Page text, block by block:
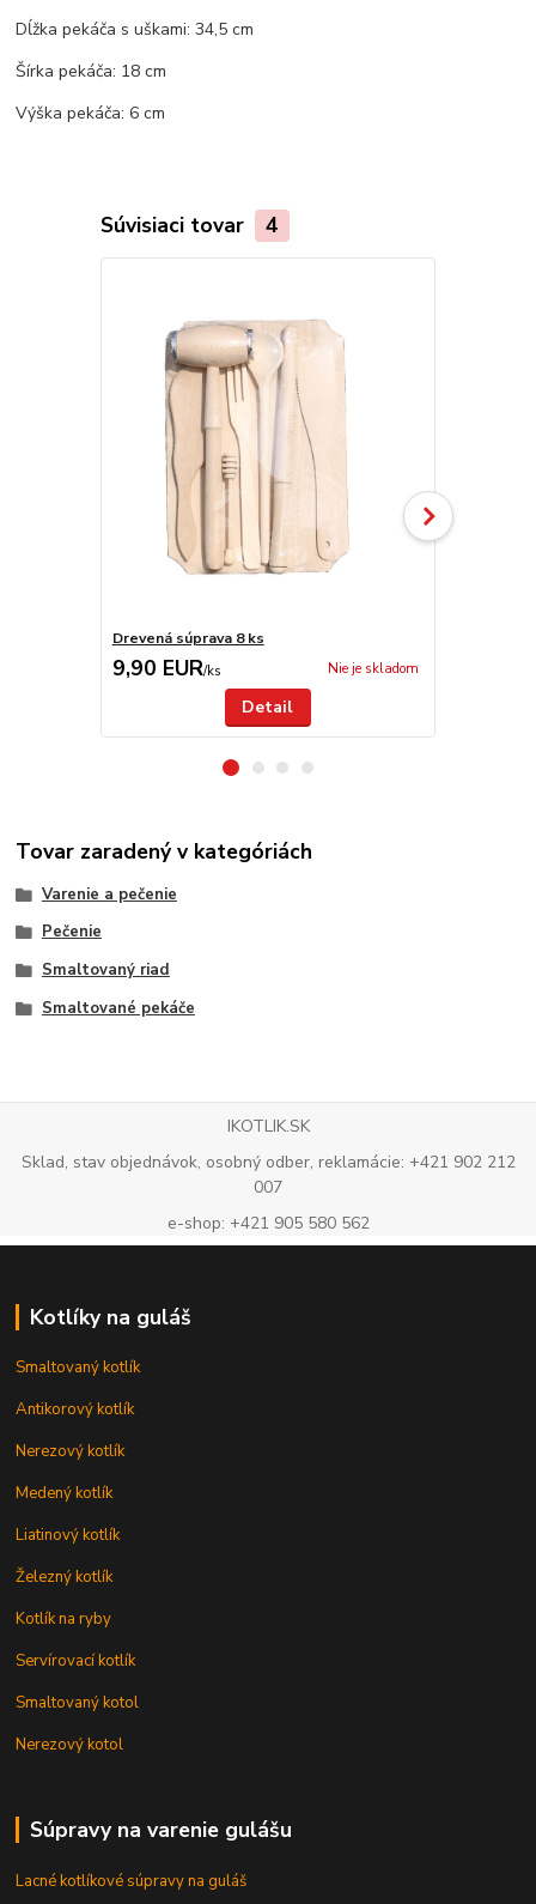
Dĺžka pekáča s uškami: 34,5 cm
Šírka pekáča: 18 cm
Výška pekáča: 6 cm
Súvisiaci tovar 4
Drevená súprava 8 ks
9,90 EUR/ks Nie je skladom
Detail
Tovar zaradený v kategóriách
Varenie a pečenie
Pečenie
Smaltovaný riad
Smaltované pekáče
IKOTLIK.SK
Sklad, stav objednávok, osobný odber, reklamácie: +421 902 212
007
e-shop: +421 905 580 562
Kotlíky na guláš
Smaltovaný kotlík
Antikorový kotlík
Nerezový kotlík
Medený kotlík
Liatinový kotlík
Železný kotlík
Kotlík na ryby
Servírovací kotlík
Smaltovaný kotol
Nerezový kotol
Súpravy na varenie gulášu
Lacné kotlíkové súpravy na guláš